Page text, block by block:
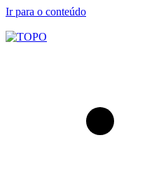
Ir para o conteúdo